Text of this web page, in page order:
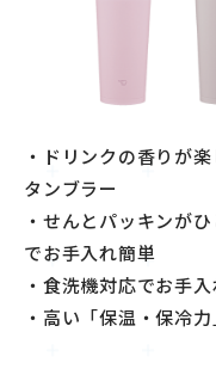
・ドリンクの香りが
タンブラー
・せんとパッキンが
でお手入れ簡単
・食洗機対応でお手
・高い「保温・保冷